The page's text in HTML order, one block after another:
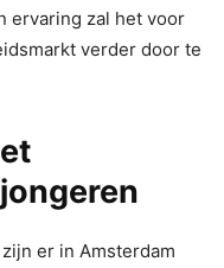
ervaring zal het voor
verder door te
er in Amsterdam